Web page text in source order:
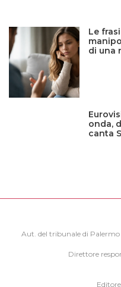
Le
di una
onda,
canta
Aut. del tribunale di
Direttore